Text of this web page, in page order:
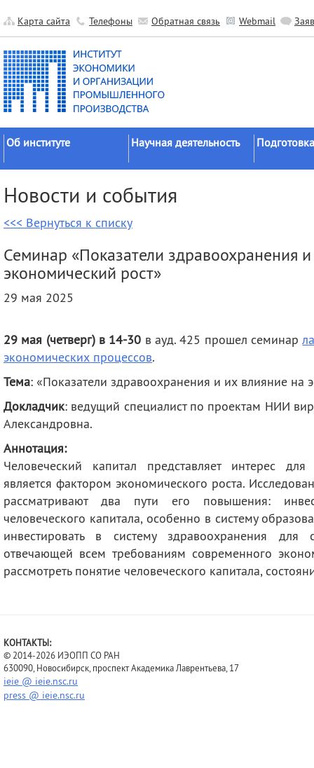
Карта сайта Телефоны Обратная связь Webmail
Об институте
Официальные документы
История
Научные подразделения
Издательская
Контакты
Научная деятельность
исследований
Гранты
Научные школы
Публикации
советы
Новости и события
<<< Вернуться к списку
Семинар «Показатели здравоохранения
экономический рост»
29 мая 2025
29 мая (четверг) в 14-30 в ауд. 425 прошел семинар
экономических процессов.
Тема: «Показатели здравоохранения и их влияние на
Докладчик: ведущий специалист по проектам НИИ
Александровна.
Аннотация:
Человеческий капитал представляет интерес
является фактором экономического роста.
рассматривают два пути его повышения:
человеческого капитала, особенно в систему
инвестировать в систему здравоохранения
отвечающей всем требованиям современного
рассмотреть понятие человеческого капитала,
КОНТАКТЫ:
© 2014-2026 ИЭОПП СО РАН
630090, Новосибирск, проспект Академика Лаврентьева, 17
ieie @ ieie.nsc.ru
press @ ieie.nsc.ru